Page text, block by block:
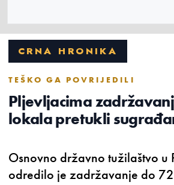
CRNA HRONIKA
TEŠKO GA POVRIJEDILI
Pljevljacima
lokala pretukli
Osnovno državno tužilaštvo u
odredilo je zadržavanje do